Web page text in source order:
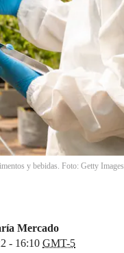
y bebidas. Foto: Getty Images
Mercado
- 16:10 GMT-5